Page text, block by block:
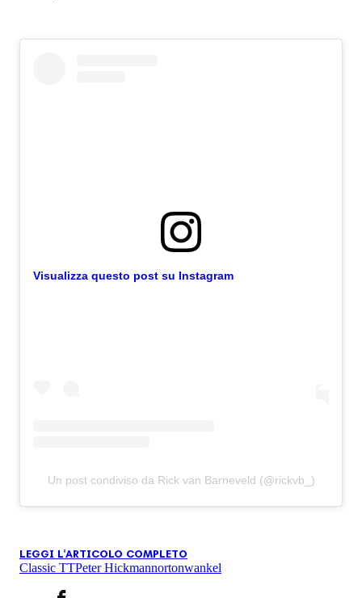
Visualizza questo post su Instagram
Un post condiviso da Rick van Barneveld (@rickvb_)
LEGGI L'ARTICOLO COMPLETO
Classic TTPeter Hickmannortonwankel